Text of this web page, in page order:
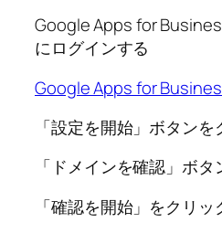
Google Apps for
にログインする
Google Apps for
「設定を開始」ボタンを
「ドメインを確認」ボ
「確認を開始」をクリッ